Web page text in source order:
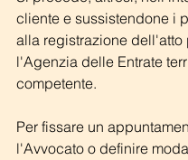
cliente e sussistendone i
alla registrazione dell'atto
l'Agenzia delle Entrate
competente.
Per fissare un
l'Avvocato o definire